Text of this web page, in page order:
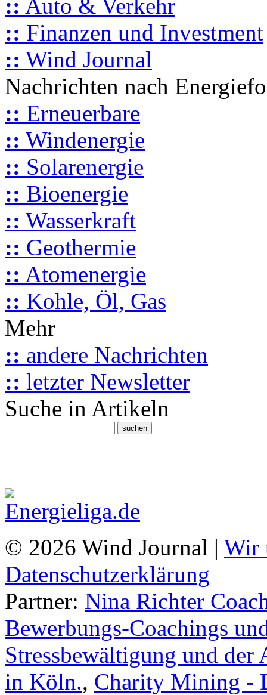
:: Auto & Verkehr
:: Finanzen und Investment
:: Wind Journal
Nachrichten nach
:: Erneuerbare
:: Windenergie
:: Solarenergie
:: Bioenergie
:: Wasserkraft
:: Geothermie
:: Atomenergie
:: Kohle, Öl, Gas
Mehr
:: andere Nachrichten
:: letzter Newsletter
Suche in Artikeln
© 2026 Wind Journal | Wir
Datenschutzerklärung
Partner: Nina Richter
Bewerbungs-Coachings
Stressbewältigung und
in Köln., Charity Mining -